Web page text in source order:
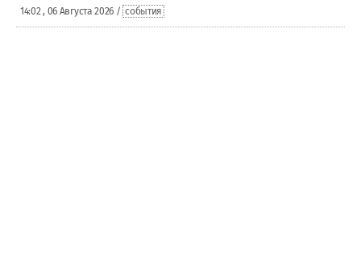
14:02 , 06 Августа 2026 / события